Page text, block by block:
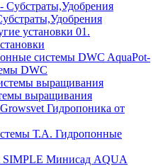
01.
AquaPot-
DWC
выращивания
Гидропоника от
Гидропонные
Минисад AQUA